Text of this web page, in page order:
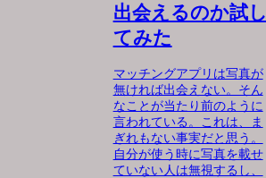
出会えるのか試し
てみた
マッチングアプリは写真が
無ければ出会えない。そん
なことが当たり前のように
言われている。これは、ま
ぎれもない事実だと思う。
自分が使う時に写真を載せ
ていない人は無視するし、